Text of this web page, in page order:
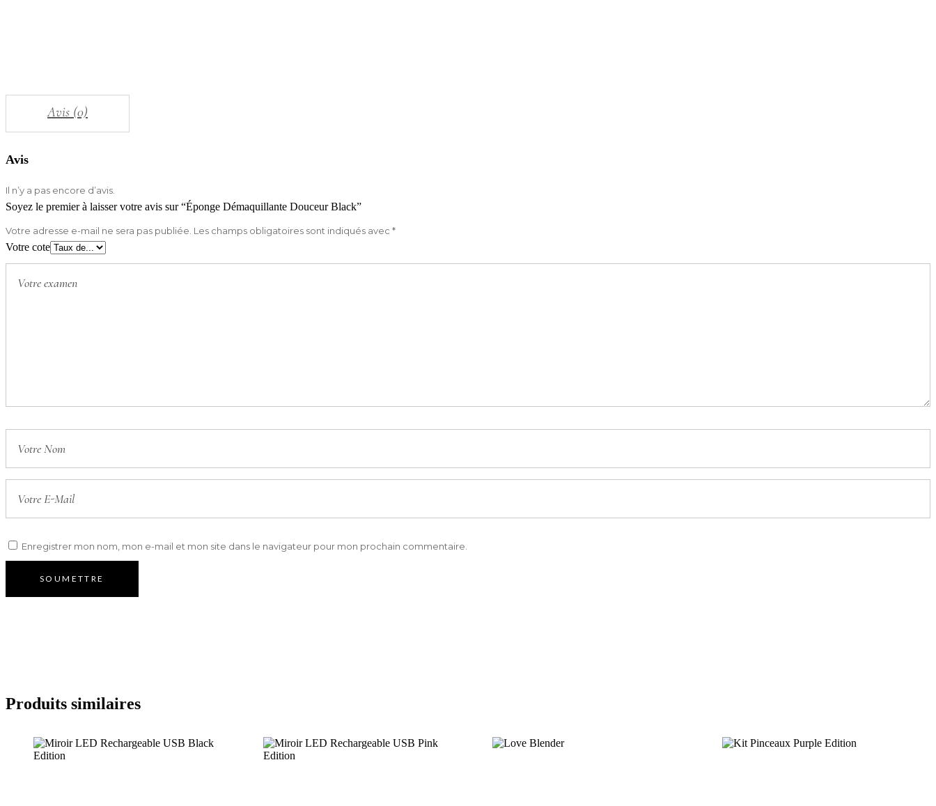
Avis (0)
Avis
Il n’y a pas encore d’avis.
Soyez le premier à laisser votre avis sur “Éponge Démaquillante Douceur Black”
Votre adresse e-mail ne sera pas publiée. Les champs obligatoires sont indiqués avec *
Votre cote
Enregistrer mon nom, mon e-mail et mon site dans le navigateur pour mon prochain commentaire.
Produits similaires